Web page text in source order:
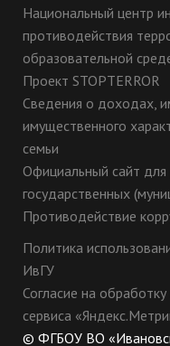
Национальный центр
противодействия
образовательной
Проект STOPTERROR
Сведения о доходах,
имущественного
семьи
Официальный сайт
государственных
Противодействие
Политика
ИвГУ
Согласие на
сервиса
© ФГБОУ ВО